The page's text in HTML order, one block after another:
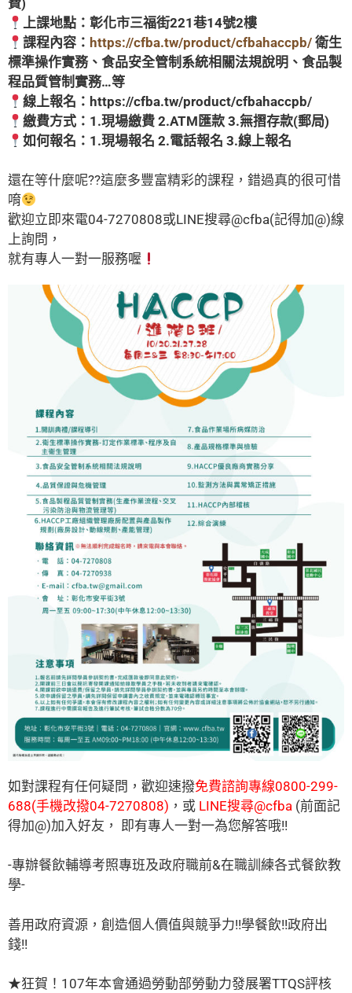
費)
上課地點：彰化市三福街221巷14號2樓
課程內容： https://cfba.tw/product/cfbahaccpb/ 衛生
標準操作實務、食品安全管制系統相關法規說明、食品製
程品質管制實務…等
線上報名： https://cfba.tw/product/cfbahaccpb/
繳費方式：1.現場繳費 2.ATM匯款 3.無摺存款(郵局)
如何報名：1.現場報名 2.電話報名 3.線上報名
還在等什麼呢??這麼多豐富精彩的課程，錯過真的很可惜
唷
歡迎立即來電04-7270808或LINE搜尋@cfba(記得加@)線
上詢問，
就有專人一對一服務喔
如對課程有任何疑問， 歡迎速撥免費諮詢專線0800-299-
688(手機改撥04-7270808) ， 或 LINE搜尋@cfba (前面記
得加@)加入好友， 即有專人一對一為您解答哦!!
-專辦餐飲輔導考照專班及政府職前&在職訓練各式餐飲教
學-
善用政府資源，創造個人價值與競爭力!!學餐飲!!政府出
錢!!
★狂賀！107年本會通過勞動部勞動力發展署TTQS評核